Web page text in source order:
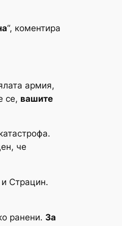
“, коментира
армия,
се, вашите
че
Страцин.
ранени. За